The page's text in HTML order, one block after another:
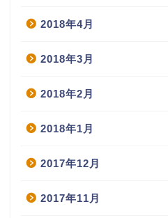
2018年4月
2018年3月
2018年2月
2018年1月
2017年12月
2017年11月